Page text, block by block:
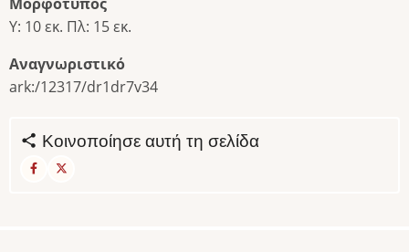
Μορφότυπος
Υ: 10 εκ. Πλ: 15 εκ.
Αναγνωριστικό
ark:/12317/dr1dr7v34
Κοινοποίησε αυτή τη σελίδα